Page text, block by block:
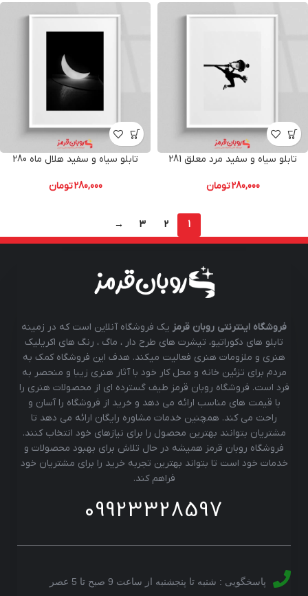
تابلو سیاه و سفید مرد معلق 281
280,000تومان
تابلو سیاه و سفید هلال ماه 280
280,000تومان
1
2
3
→
فروشگاه اینترنتی روبان قرمز یک فروشگاه آنلاین است که در زمینه
تابلو های دکوراتیو، تیشرت های طرح دار ، ماگ ، رنگ های اکریلیک
هنری و ملزومات هنری فعالیت میکند. هدف این فروشگاه کمک به
مردم برای تزئین خانه و محل کار خود با آثار هنری زیبا و منحصر به
فرد است. فروشگاه روبان قرمز طیف گسترده ای از محصولات هنری را
با قیمت های مناسب ارائه می دهد و خرید از فروشگاه را آسان و
راحت می کند. همچنین خدمات مشاوره رایگان ارائه می دهد تا
مشتریان بتوانند بهترین محصول را برای نیازهای خود انتخاب کنند.
فروشگاه روبان قرمز همیشه در حال تلاش برای بهبود محصولات و
خدمات خود است تا بتواند بهترین تجربه خرید را برای مشتریان خود
فراهم کند.
09923328597
پاسخگویی : شنبه تا پنجشنبه از ساعت 9 صبح تا 5 عصر